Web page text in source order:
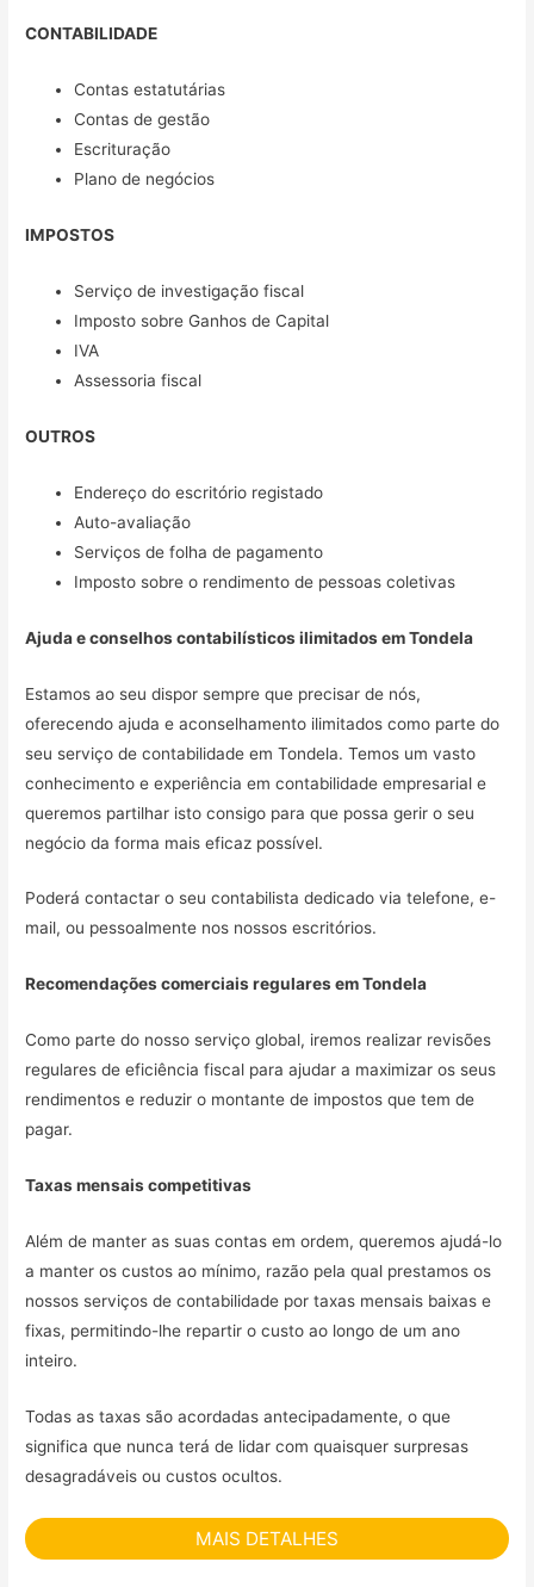
CONTABILIDADE
Contas estatutárias
Contas de gestão
Escrituração
Plano de negócios
IMPOSTOS
Serviço de investigação fiscal
Imposto sobre Ganhos de Capital
IVA
Assessoria fiscal
OUTROS
Endereço do escritório registado
Auto-avaliação
Serviços de folha de pagamento
Imposto sobre o rendimento de pessoas coletivas
Ajuda e conselhos contabilísticos ilimitados emTondela
Estamos ao seu dispor sempre que precisar de nós,
oferecendo ajuda e aconselhamento ilimitados como parte do
seu serviço de contabilidade em Tondela. Temos um vasto
conhecimento e experiência em contabilidade empresarial e
queremos partilhar isto consigo para que possa gerir o seu
negócio da forma mais eficaz possível.
Poderá contactar o seu contabilista dedicado via telefone, e-
mail, ou pessoalmente nos nossos escritórios.
Recomendações comerciais regulares emTondela
Como parte do nosso serviço global, iremos realizar revisões
regulares de eficiência fiscal para ajudar a maximizar os seus
rendimentos e reduzir o montante de impostos que tem de
pagar.
Taxas mensais competitivas
Além de manter as suas contas em ordem, queremos ajudá-lo
a manter os custos ao mínimo, razão pela qual prestamos os
nossos serviços de contabilidade por taxas mensais baixas e
fixas, permitindo-lhe repartir o custo ao longo de um ano
inteiro.
Todas as taxas são acordadas antecipadamente, o que
significa que nunca terá de lidar com quaisquer surpresas
desagradáveis ou custos ocultos.
MAIS DETALHES